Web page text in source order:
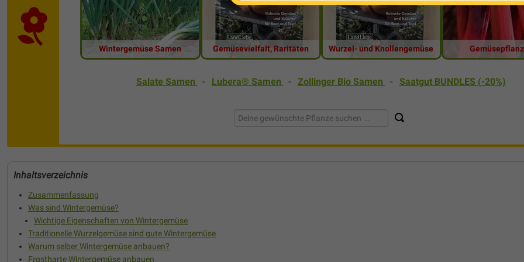
Wintergemüse Samen Gemüsevielfalt, Raritäten Wurzel- und Knollengemüse
Salate Samen - Lubera® Samen - Zollinger Bio Samen - Saatgut BUNDLES (-20%)
Inhaltsverzeichnis
Zusammenfassung
Was sind Wintergemüse?
Wichtige Eigenschaften von Wintergemüse
Traditionelle Wurzelgemüse sind gute Wintergemüse
Warum selber Wintergemüse anbauen?
Frostharte Wintergemüse anbauen